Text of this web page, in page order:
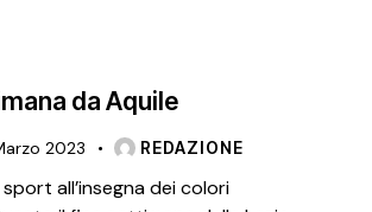
da Aquile
2023 REDAZIONE
all’insegna dei colori